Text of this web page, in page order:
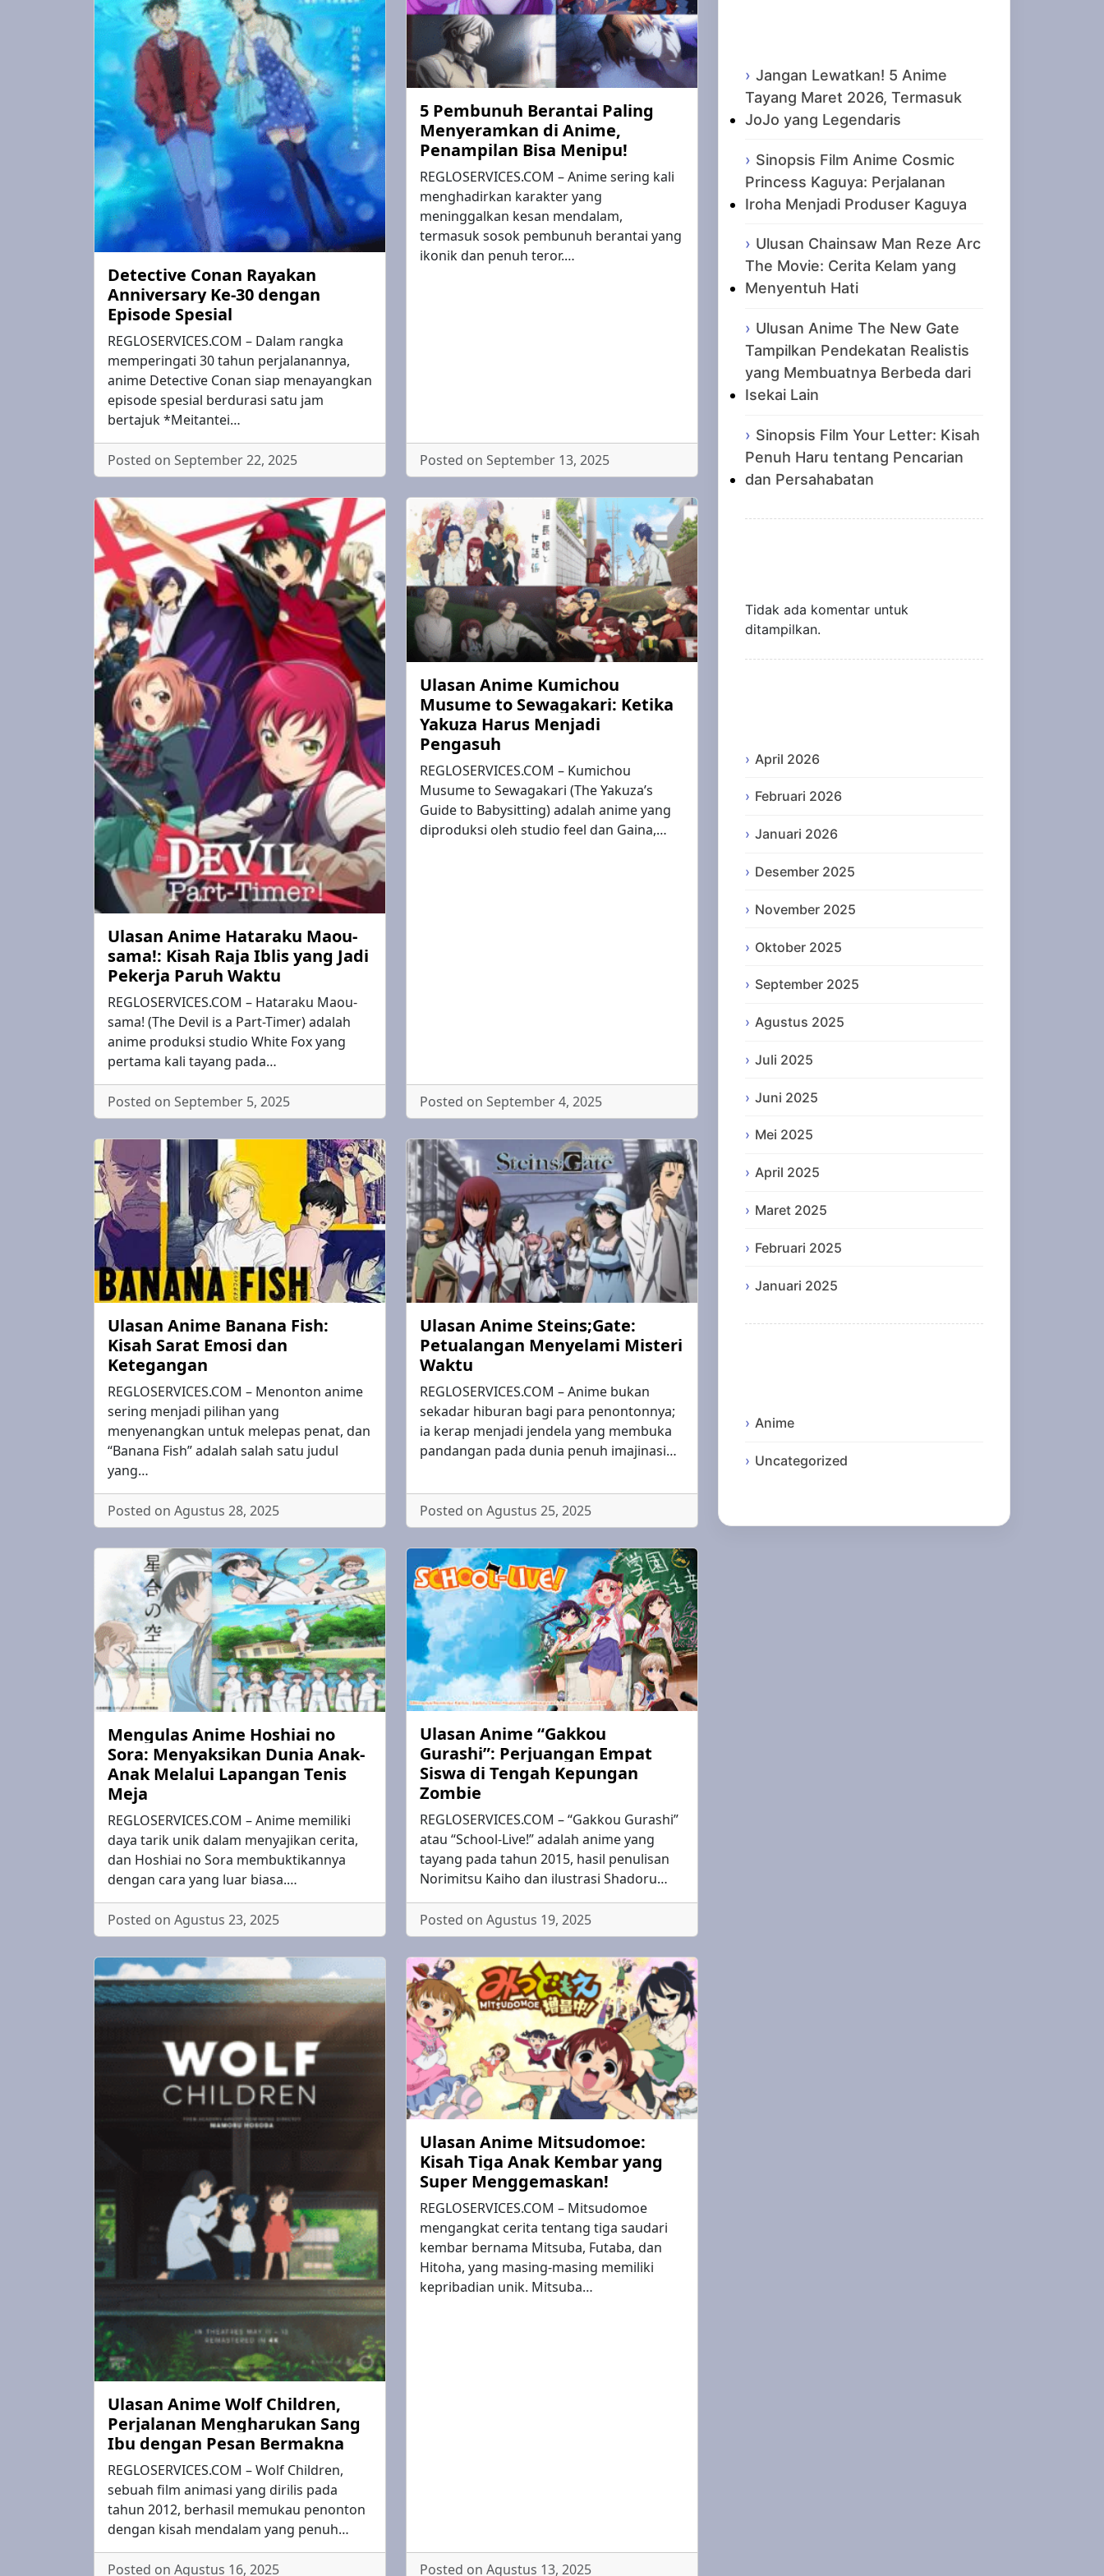
Detective Conan Rayakan
Anniversary Ke-30 dengan
Episode Spesial
REGLOSERVICES.COM – Dalam rangka
memperingati 30 tahun perjalanannya,
anime Detective Conan siap menayangkan
episode spesial berdurasi satu jam
bertajuk *Meitantei…
Posted on September 22, 2025
5 Pembunuh Berantai Paling
Menyeramkan di Anime,
Penampilan Bisa Menipu!
REGLOSERVICES.COM – Anime sering kali
menghadirkan karakter yang
meninggalkan kesan mendalam,
termasuk sosok pembunuh berantai yang
ikonik dan penuh teror.…
Posted on September 13, 2025
Ulasan Anime Hataraku Maou-
sama!: Kisah Raja Iblis yang Jadi
Pekerja Paruh Waktu
REGLOSERVICES.COM – Hataraku Maou-
sama! (The Devil is a Part-Timer) adalah
anime produksi studio White Fox yang
pertama kali tayang pada…
Posted on September 5, 2025
Ulasan Anime Kumichou
Musume to Sewagakari: Ketika
Yakuza Harus Menjadi
Pengasuh
REGLOSERVICES.COM – Kumichou
Musume to Sewagakari (The Yakuza’s
Guide to Babysitting) adalah anime yang
diproduksi oleh studio feel dan Gaina,…
Posted on September 4, 2025
Ulasan Anime Banana Fish:
Kisah Sarat Emosi dan
Ketegangan
REGLOSERVICES.COM – Menonton anime
sering menjadi pilihan yang
menyenangkan untuk melepas penat, dan
“Banana Fish” adalah salah satu judul
yang…
Posted on Agustus 28, 2025
Ulasan Anime Steins;Gate:
Petualangan Menyelami Misteri
Waktu
REGLOSERVICES.COM – Anime bukan
sekadar hiburan bagi para penontonnya;
ia kerap menjadi jendela yang membuka
pandangan pada dunia penuh imajinasi…
Posted on Agustus 25, 2025
Mengulas Anime Hoshiai no
Sora: Menyaksikan Dunia Anak-
Anak Melalui Lapangan Tenis
Meja
REGLOSERVICES.COM – Anime memiliki
daya tarik unik dalam menyajikan cerita,
dan Hoshiai no Sora membuktikannya
dengan cara yang luar biasa.…
Posted on Agustus 23, 2025
Ulasan Anime “Gakkou
Gurashi”: Perjuangan Empat
Siswa di Tengah Kepungan
Zombie
REGLOSERVICES.COM – “Gakkou Gurashi”
atau “School-Live!” adalah anime yang
tayang pada tahun 2015, hasil penulisan
Norimitsu Kaiho dan ilustrasi Shadoru…
Posted on Agustus 19, 2025
Ulasan Anime Wolf Children,
Perjalanan Mengharukan Sang
Ibu dengan Pesan Bermakna
REGLOSERVICES.COM – Wolf Children,
sebuah film animasi yang dirilis pada
tahun 2012, berhasil memukau penonton
dengan kisah mendalam yang penuh…
Posted on Agustus 16, 2025
Ulasan Anime Mitsudomoe:
Kisah Tiga Anak Kembar yang
Super Menggemaskan!
REGLOSERVICES.COM – Mitsudomoe
mengangkat cerita tentang tiga saudari
kembar bernama Mitsuba, Futaba, dan
Hitoha, yang masing-masing memiliki
kepribadian unik. Mitsuba…
Posted on Agustus 13, 2025
Jangan Lewatkan! 5 Anime
Tayang Maret 2026, Termasuk
JoJo yang Legendaris
Sinopsis Film Anime Cosmic
Princess Kaguya: Perjalanan
Iroha Menjadi Produser Kaguya
Ulusan Chainsaw Man Reze Arc
The Movie: Cerita Kelam yang
Menyentuh Hati
Ulusan Anime The New Gate
Tampilkan Pendekatan Realistis
yang Membuatnya Berbeda dari
Isekai Lain
Sinopsis Film Your Letter: Kisah
Penuh Haru tentang Pencarian
dan Persahabatan
Tidak ada komentar untuk
ditampilkan.
April 2026
Februari 2026
Januari 2026
Desember 2025
November 2025
Oktober 2025
September 2025
Agustus 2025
Juli 2025
Juni 2025
Mei 2025
April 2025
Maret 2025
Februari 2025
Januari 2025
Anime
Uncategorized